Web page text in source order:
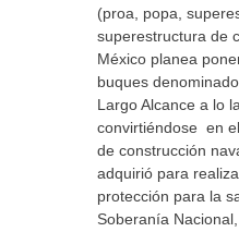
(proa, popa,
superestructura de
México planea
buques
Largo Alcance a lo
convirtiéndose en
de construcción
adquirió para
protección para la
Soberanía